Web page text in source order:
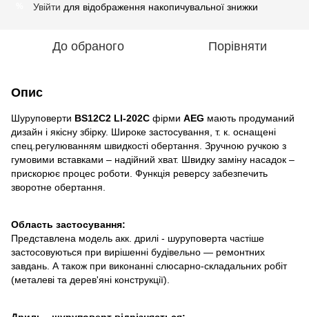
Увійти для відображення накопичувальної знижки
До обраного Порівняти
Опис
Шуруповерти BS12C2 LI-202C фірми AEG мають продуманий
дизайн і якісну збірку. Широке застосування, т. к. оснащені
спец.регулюванням швидкості обертання. Зручною ручкою з
гумовими вставками – надійний хват. Швидку заміну насадок –
прискорює процес роботи. Функція реверсу забезпечить
зворотне обертання.
Область застосування:
Представлена модель акк. дрилі - шуруповерта частіше
застосовуються при вирішенні будівельно ― ремонтних
завдань. А також при виконанні слюсарно-складальних робіт
(металеві та дерев'яні конструкції).